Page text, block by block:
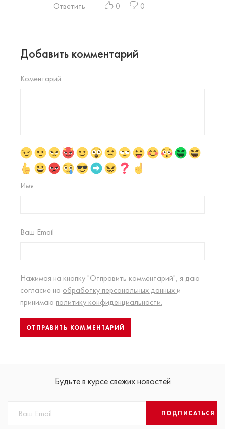
Ответить
0 0
Добавить комментарий
Коментарий
Имя
Ваш Email
Нажимая на кнопку "Отправить комментарий", я даю
согласие на обработку персональных данных и
принимаю политику конфиденциальности.
Будьте в курсе свежих новостей
ПОДПИСАТЬСЯ